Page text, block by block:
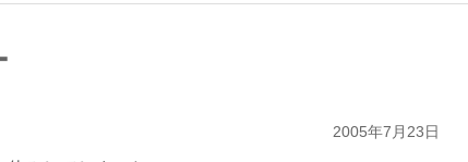
2005年7月23日